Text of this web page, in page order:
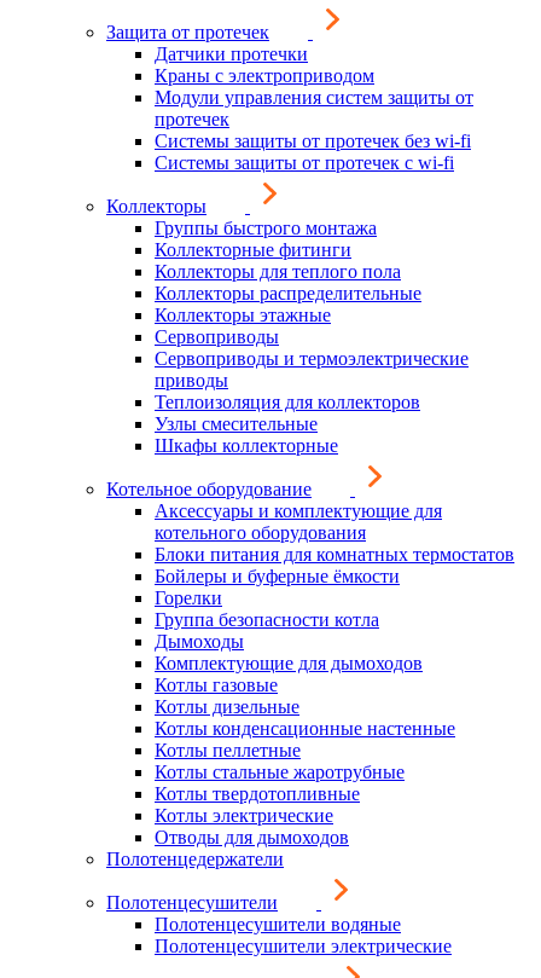
Защита от протечек
Датчики протечки
Краны с электроприводом
Модули управления систем защиты от
протечек
Системы защиты от протечек без wi-fi
Системы защиты от протечек с wi-fi
Коллекторы
Группы быстрого монтажа
Коллекторные фитинги
Коллекторы для теплого пола
Коллекторы распределительные
Коллекторы этажные
Сервоприводы
Сервоприводы и термоэлектрические
приводы
Теплоизоляция для коллекторов
Узлы смесительные
Шкафы коллекторные
Котельное оборудование
Аксессуары и комплектующие для
котельного оборудования
Блоки питания для комнатных термостатов
Бойлеры и буферные ёмкости
Горелки
Группа безопасности котла
Дымоходы
Комплектующие для дымоходов
Котлы газовые
Котлы дизельные
Котлы конденсационные настенные
Котлы пеллетные
Котлы стальные жаротрубные
Котлы твердотопливные
Котлы электрические
Отводы для дымоходов
Полотенцедержатели
Полотенцесушители
Полотенцесушители водяные
Полотенцесушители электрические